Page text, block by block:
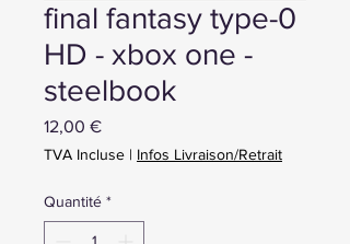
final fantasy type-0
HD - xbox one -
steelbook
12,00 €Prix
TVA Incluse | Infos Livraison/Retrait
Quantité *